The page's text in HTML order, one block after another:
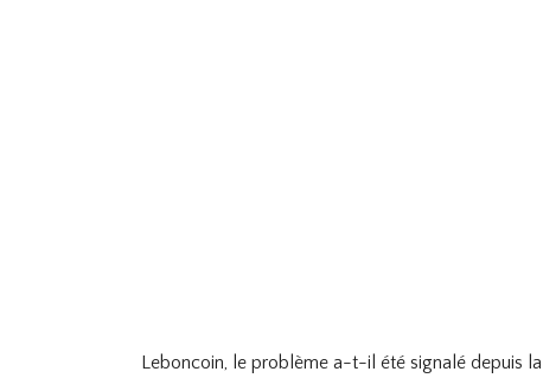
Leboncoin, le problème a-t-il été signalé depuis